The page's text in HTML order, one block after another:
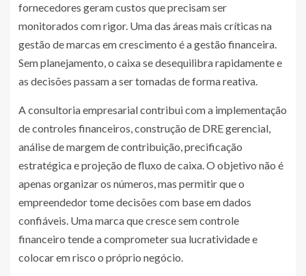
fornecedores geram custos que precisam ser
monitorados com rigor. Uma das áreas mais críticas na
gestão de marcas em crescimento é a gestão financeira.
Sem planejamento, o caixa se desequilibra rapidamente e
as decisões passam a ser tomadas de forma reativa.
A consultoria empresarial contribui com a implementação
de controles financeiros, construção de DRE gerencial,
análise de margem de contribuição, precificação
estratégica e projeção de fluxo de caixa. O objetivo não é
apenas organizar os números, mas permitir que o
empreendedor tome decisões com base em dados
confiáveis. Uma marca que cresce sem controle
financeiro tende a comprometer sua lucratividade e
colocar em risco o próprio negócio.